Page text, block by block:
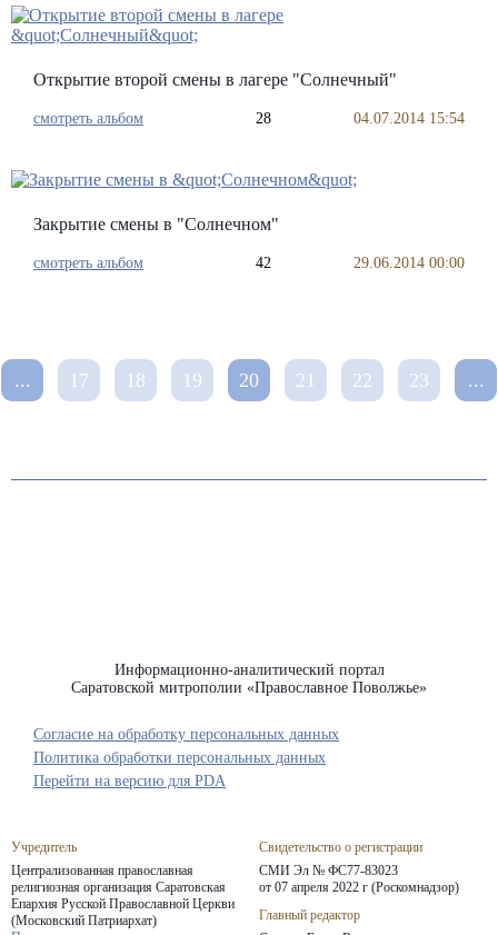
Открытие второй смены в лагере "Солнечный"
смотреть альбом 28 04.07.2014 15:54
Закрытие смены в "Солнечном"
смотреть альбом 42 29.06.2014 00:00
... 17 18 19 20 21 22 23 ...
Информационно-аналитический портал
Саратовской митрополии «Православное Поволжье»
Учредитель
Централизованная православная
религиозная организация Саратовская
Епархия Русской Православной Церкви
(Московский Патриархат)
Свидетельство о регистрации
СМИ Эл № ФС77-83023
от 07 апреля 2022 г (Роскомнадзор)
Главный редактор
Согласие на обработку персональных данных
Политика обработки персональных данных
Перейти на версию для PDA